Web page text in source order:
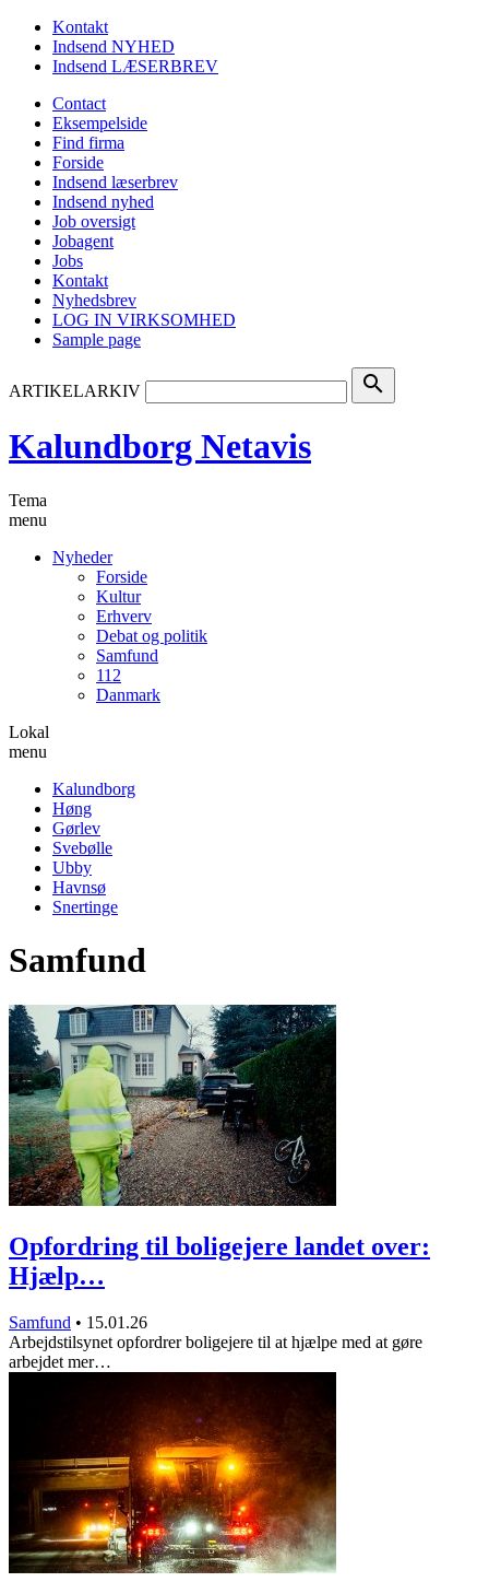
Kontakt
Indsend NYHED
Indsend LÆSERBREV
Contact
Eksempelside
Find firma
Forside
Indsend læserbrev
Indsend nyhed
Job oversigt
Jobagent
Jobs
Kontakt
Nyhedsbrev
LOG IN VIRKSOMHED
Sample page
ARTIKELARKIV search
Kalundborg Netavis
Tema
menu
Nyheder
Forside
Kultur
Erhverv
Debat og politik
Samfund
112
Danmark
Lokal
menu
Kalundborg
Høng
Gørlev
Svebølle
Ubby
Havnsø
Snertinge
Samfund
Opfordring til boligejere landet over:
Hjælp…
Samfund • 15.01.26
Arbejdstilsynet opfordrer boligejere til at hjælpe med at gøre
arbejdet mer…